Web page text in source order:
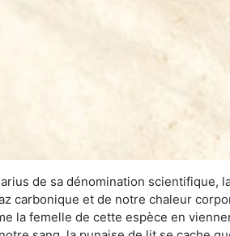
de sa dénomination scientifique,
carbonique et de notre chaleur
la femelle de cette espèce en